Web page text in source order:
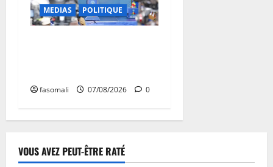
MEDIAS POLITIQUE
fasomali 07/08/2026 0
VOUS AVEZ PEUT-ÊTRE RATÉ